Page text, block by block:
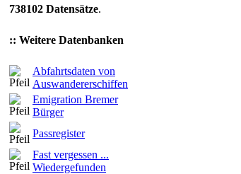
738102 Datensätze.
:: Weitere Datenbanken
Abfahrtsdaten von
Auswandererschiffen
Emigration Bremer
Bürger
Passregister
Fast vergessen ...
Wiedergefunden